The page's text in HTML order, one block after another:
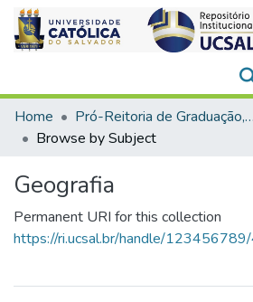
Communities & Collections
All of DSpace
Home Pró-Reitoria de Graduação, Extensão e Ação Comunitária > Ciências Humanas
Browse by Subject
Geografia
Permanent URI for this collection
https://ri.ucsal.br/handle/